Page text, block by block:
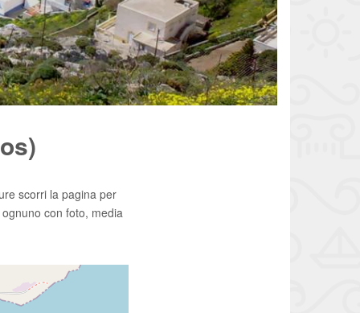
scorri la pagina per
con foto, media